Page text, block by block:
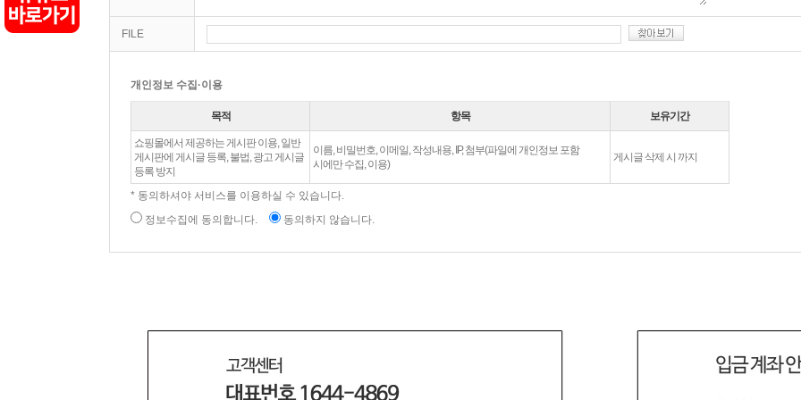
FILE
개인정보 수집·이용
목적 항목 보유기간
쇼핑몰에서 제공하는 게시판 이용, 일반
게시판에 게시글 등록, 불법, 광고 게시글
등록 방지
이름, 비밀번호, 이메일, 작성내용, IP, 첨부(파일에 개인정보 포함
시에만 수집, 이용)
게시글 삭제 시 까지
* 동의하셔야 서비스를 이용하실 수 있습니다.
정보수집에 동의합니다.
동의하지 않습니다.